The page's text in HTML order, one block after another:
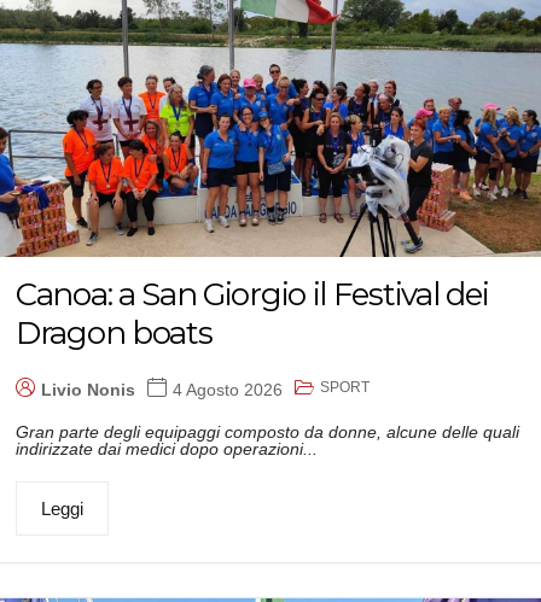
Canoa: a San Giorgio il Festival dei
Dragon boats
Livio Nonis 4 Agosto 2026 SPORT
Gran parte degli equipaggi composto da donne, alcune delle quali
indirizzate dai medici dopo operazioni...
Leggi